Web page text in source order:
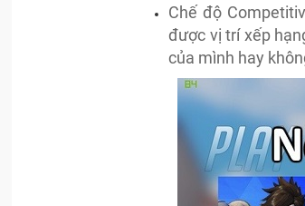
Chế độ
được vị trí xếp
của mình hay